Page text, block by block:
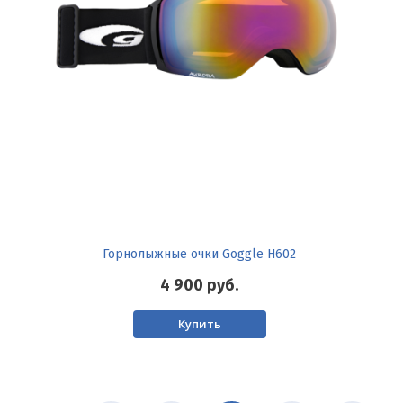
Горнолыжные очки Goggle H602
4 900 руб.
Купить